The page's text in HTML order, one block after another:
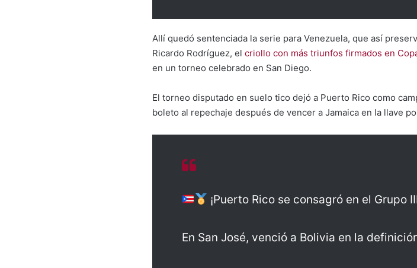
Allí quedó sentenciada la serie para Venezuela, que así
Ricardo Rodríguez, el criollo con más triunfos firmados en
en un torneo celebrado en San Diego.
El torneo disputado en suelo tico dejó a Puerto Rico como
boleto al repechaje después de vencer a Jamaica en la llave
¡Puerto Rico se consagró en el Grupo
En San José, venció a Bolivia en la